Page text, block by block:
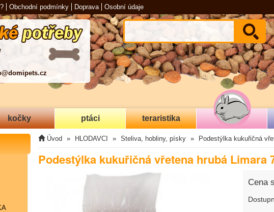
Obchodní podmínky Doprava Osobní údaje
kočky ptáci teraristika
Úvod HLODAVCI Steliva, hobliny, písky Podestýlka kukuřičná
Podestýlka kukuřičná vřetena hrubá Limara
Cena